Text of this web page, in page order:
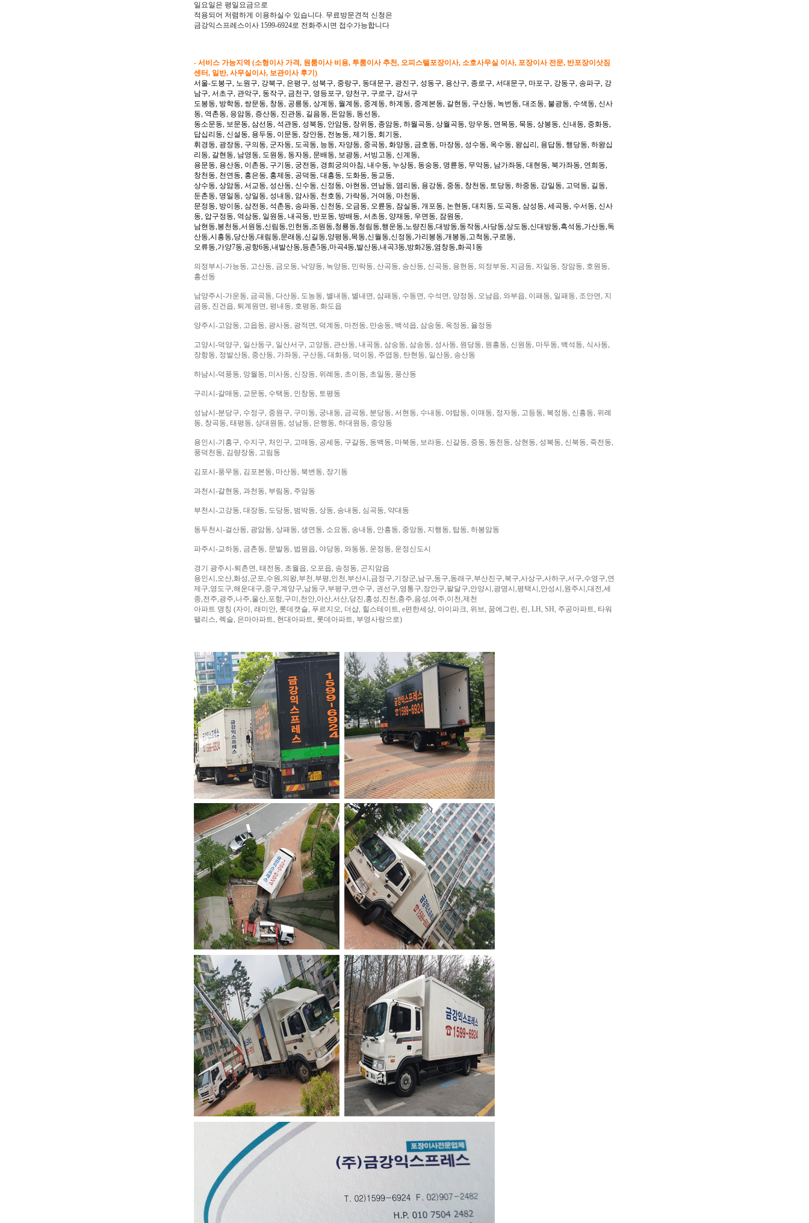
일요일은 평일요금으로
적용되어 저렴하게 이용하실수 있습니다. 무료방문견적 신청은
금강익스프레스이사 1599-6924로 전화주시면 접수가능합니다
- 서비스 가능지역 (소형이사 가격, 원룸이사 비용, 투룸이사 추천, 오피스텔포장이사, 소호사무실 이사, 포장이사 전문, 반포장이삿짐
센터, 일반, 사무실이사, 보관이사 후기)
서울-도봉구, 노원구, 강북구, 은평구, 성북구, 중랑구, 동대문구, 광진구, 성동구, 용산구, 종로구, 서대문구, 마포구, 강동구, 송파구, 강
남구, 서초구, 관악구, 동작구, 금천구, 영등포구, 양천구, 구로구, 강서구
도봉동, 방학동, 쌍문동, 창동, 공릉동, 상계동, 월계동, 중계동, 하계동, 중계본동, 갈현동, 구산동, 녹번동, 대조동, 불광동, 수색동, 신사
동, 역촌동, 응암동, 증산동, 진관동, 길음동, 돈암동, 동선동,
동소문동, 보문동, 삼선동, 석관동, 성북동, 안암동, 장위동, 종암동, 하월곡동, 상월곡동, 망우동, 면목동, 묵동, 상봉동, 신내동, 중화동,
답십리동, 신설동, 용두동, 이문동, 장안동, 전농동, 제기동, 회기동,
휘경동, 광장동, 구의동, 군자동, 도곡동, 능동, 자양동, 중곡동, 화양동, 금호동, 마장동, 성수동, 옥수동, 왕십리, 용답동, 행당동, 하왕십
리동, 갈현동, 남영동, 도원동, 동자동, 문배동, 보광동, 서빙고동, 신계동,
용문동, 용산동, 이촌동, 구기동, 궁전동, 경희궁의아침, 내수동, 누상동, 동숭동, 명륜동, 무악동, 남가좌동, 대현동, 북가좌동, 연희동,
창천동, 천연동, 홍은동, 홍제동, 공덕동, 대흥동, 도화동, 동교동,
상수동, 상암동, 서교동, 성산동, 신수동, 신정동, 아현동, 연남동, 염리동, 용강동, 중동, 창천동, 토당동, 하중동, 강일동, 고덕동, 길동,
둔촌동, 명일동, 상일동, 성내동, 암사동, 천호동, 가락동, 거여동, 마천동,
문정동, 방이동, 삼전동, 석촌동, 송파동, 신천동, 오금동, 오륜동, 잠실동, 개포동, 논현동, 대치동, 도곡동, 삼성동, 세곡동, 수서동, 신사
동, 압구정동, 역삼동, 일원동, 내곡동, 반포동, 방배동, 서초동, 양재동, 우면동, 잠원동,
남현동,봉천동,서원동,신림동,인헌동,조원동,청룡동,청림동,행운동,노량진동,대방동,동작동,사당동,상도동,신대방동,흑석동,가산동,독
산동,시흥동,당산동,대림동,문래동,신길동,양평동,목동,신월동,신정동,가리봉동,개봉동,고척동,구로동,
오류동,가양7동,공항6동,내발산동,등촌5동,마곡4동,발산동,내곡3동,방화2동,염창동,화곡1동
의정부시-가능동, 고산동, 금오동, 낙양동, 녹양동, 민락동, 산곡동, 송산동, 신곡동, 용현동, 의정부동, 지금동, 자일동, 장암동, 호원동,
흥선동
남양주시-가운동, 금곡동, 다산동, 도농동, 별내동, 별내면, 삼패동, 수동면, 수석면, 양정동, 오남읍, 와부읍, 이패동, 일패동, 조안면, 지
금동, 진건읍, 퇴계원면, 평내동, 호평동, 화도읍
양주시-고암동, 고읍동, 광사동, 광적면, 덕계동, 마전동, 만송동, 백석읍, 삼숭동, 옥정동, 율정동
고양시-덕양구, 일산동구, 일산서구, 고양동, 관산동, 내곡동, 삼숭동, 삼송동, 성사동, 원당동, 원흥동, 신원동, 마두동, 백석동, 식사동,
장항동, 정발산동, 중산동, 가좌동, 구산동, 대화동, 덕이동, 주엽동, 탄현동, 일산동, 송산동
하남시-덕풍동, 망월동, 미사동, 신장동, 위례동, 초이동, 초일동, 풍산동
구리시-갈매동, 교문동, 수택동, 인창동, 토평동
성남시-분당구, 수정구, 중원구, 구미동, 궁내동, 금곡동, 분당동, 서현동, 수내동, 야탑동, 이매동, 정자동, 고등동, 복정동, 신흥동, 위례
동, 창곡동, 태평동, 상대원동, 성남동, 은행동, 하대원동, 중앙동
용인시-기흥구, 수지구, 처인구, 고매동, 공세동, 구갈동, 동백동, 마북동, 보라동, 신갈동, 중동, 동천동, 상현동, 성복동, 신북동, 죽전동,
풍덕천동, 김량장동, 고림동
김포시-풍무동, 김포본동, 마산동, 북변동, 장기동
과천시-갈현동, 과천동, 부림동, 주암동
부천시-고강동, 대장동, 도당동, 범박동, 상동, 송내동, 심곡동, 약대동
동두천시-걸산동, 광암동, 상패동, 생연동, 소요동, 송내동, 안흥동, 중앙동, 지행동, 탑동, 하봉암동
파주시-교하동, 금촌동, 문발동, 법원읍, 야당동, 와동동, 운정동, 운정신도시
경기 광주시-퇴촌면, 태전동, 초월읍, 오포읍, 송정동, 곤지암읍
용인시,오산,화성,군포,수원,의왕,부천,부평,인천,부산시,금정구,기장군,남구,동구,동래구,부산진구,북구,사상구,사하구,서구,수영구,연
제구,영도구,해운대구,중구,계양구,남동구,부평구,연수구, 권선구,영통구,장안구,팔달구,안양시,광명시,평택시,안성시,원주시,대전,세
종,전주,광주,나주,울산,포항,구미,천안,아산,서산,당진,홍성,진천,충주,음성,여주,이천,제천
아파트 명칭 (자이, 래미안, 롯데캣슬, 푸르지오, 더샵, 힐스테이트, e편한세상, 아이파크, 위브, 꿈에그린, 린, LH, SH, 주공아파트, 타워
팰리스, 렉슬, 은마아파트, 현대아파트, 롯데아파트, 부영사랑으로)